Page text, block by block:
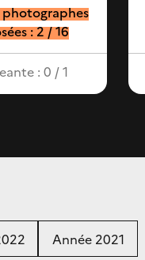
photographes
: 2 / 16
: 0 / 1
Année 2021